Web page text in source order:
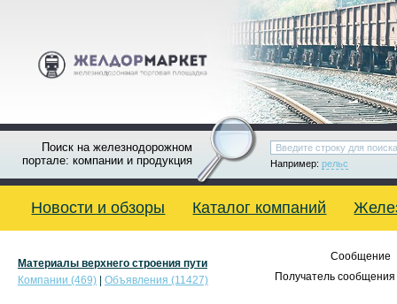
Поиск на железнодорожном
портале: компании и продукция
Например: рельс
Новости и обзоры Каталог компаний
Сообщение
Получатель сообщения
Материалы верхнего строения пути
Компании (469)
Объявления (11427)